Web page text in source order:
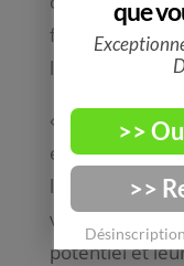
facile de
l’attraction)
«
Enseigne à
et rire, à
leurs limites
valeur et
potentiel et